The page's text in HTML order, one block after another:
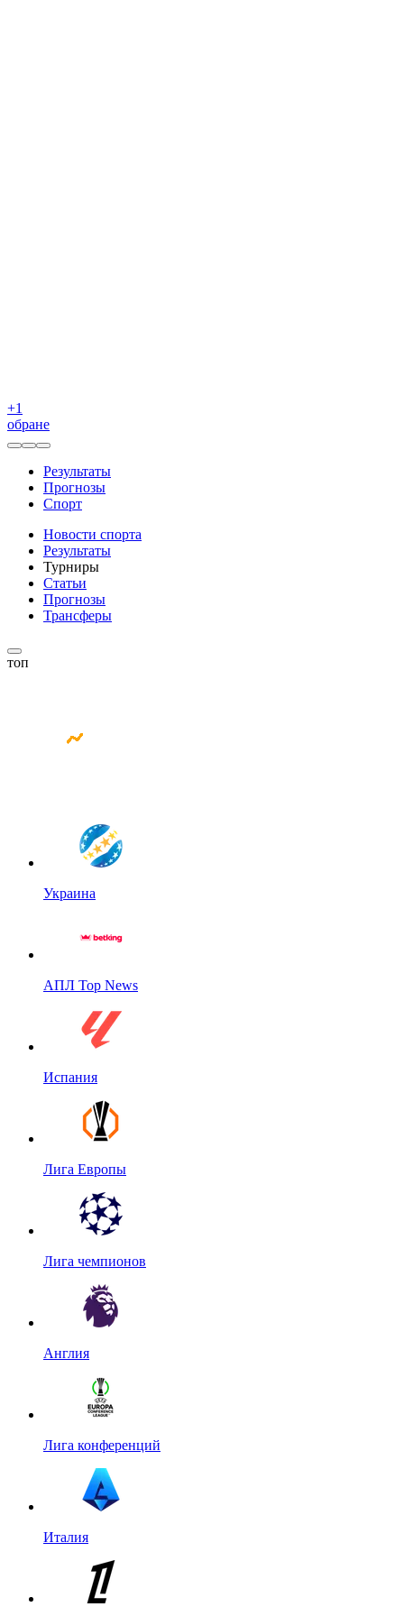
+1
обране
Результаты
Прогнозы
Спорт
Новости спорта
Результаты
Турниры
Статьи
Прогнозы
Трансферы
топ
Украина
АПЛ Top News
Испания
Лига Европы
Лига чемпионов
Англия
Лига конференций
Италия